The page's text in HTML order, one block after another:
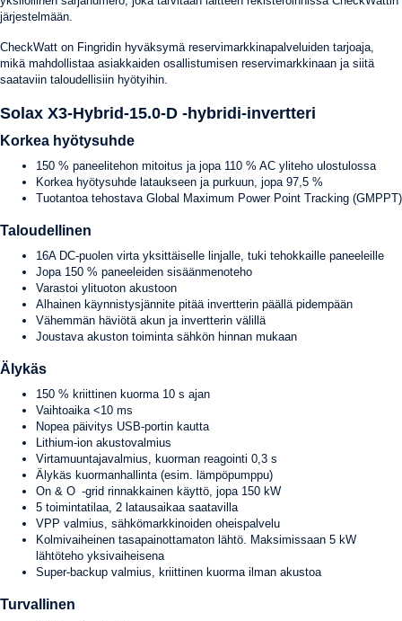
järjestelmään.
CheckWatt on Fingridin hyväksymä reservimarkkinapalveluiden tarjoaja,
mikä mahdollistaa asiakkaiden osallistumisen reservimarkkinaan ja siitä
saataviin taloudellisiin hyötyihin.
Solax X3-Hybrid-15.0-D -hybridi-invertteri
Korkea hyötysuhde
150 % paneelitehon mitoitus ja jopa 110 % AC yliteho ulostulossa
Korkea hyötysuhde lataukseen ja purkuun, jopa 97,5 %
Tuotantoa tehostava Global Maximum Power Point Tracking (GMPPT)
Taloudellinen
16A DC-puolen virta yksittäiselle linjalle, tuki tehokkaille paneeleille
Jopa 150 % paneeleiden sisäänmenoteho
Varastoi ylituoton akustoon
Alhainen käynnistysjännite pitää invertterin päällä pidempään
Vähemmän häviötä akun ja invertterin välillä
Joustava akuston toiminta sähkön hinnan mukaan
Älykäs
150 % kriittinen kuorma 10 s ajan
Vaihtoaika <10 ms
Nopea päivitys USB-portin kautta
Lithium-ion akustovalmius
Virtamuuntajavalmius, kuorman reagointi 0,3 s
Älykäs kuormanhallinta (esim. lämpöpumppu)
On & O -grid rinnakkainen käyttö, jopa 150 kW
5 toimintatilaa, 2 latausaikaa saatavilla
VPP valmius, sähkömarkkinoiden oheispalvelu
Kolmivaiheinen tasapainottamaton lähtö. Maksimissaan 5 kW
lähtöteho yksivaiheisena
Super-backup valmius, kriittinen kuorma ilman akustoa
Turvallinen